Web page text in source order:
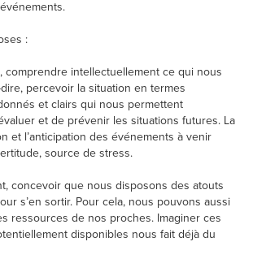
:
comprendre intellectuellement ce qui nous
dire, percevoir la situation en termes
et clairs qui nous permettent
et de prévenir les situations futures. La
et l’anticipation des événements à venir
source de stress.
concevoir que nous disposons des atouts
s’en sortir. Pour cela, nous pouvons aussi
ressources de nos proches. Imaginer ces
disponibles nous fait déjà du